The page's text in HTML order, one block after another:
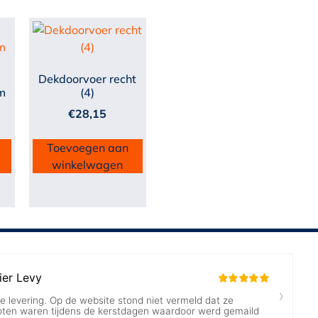
Dekdoorvoer recht
(4)
€28,15
Toevoegen aan
winkelwagen